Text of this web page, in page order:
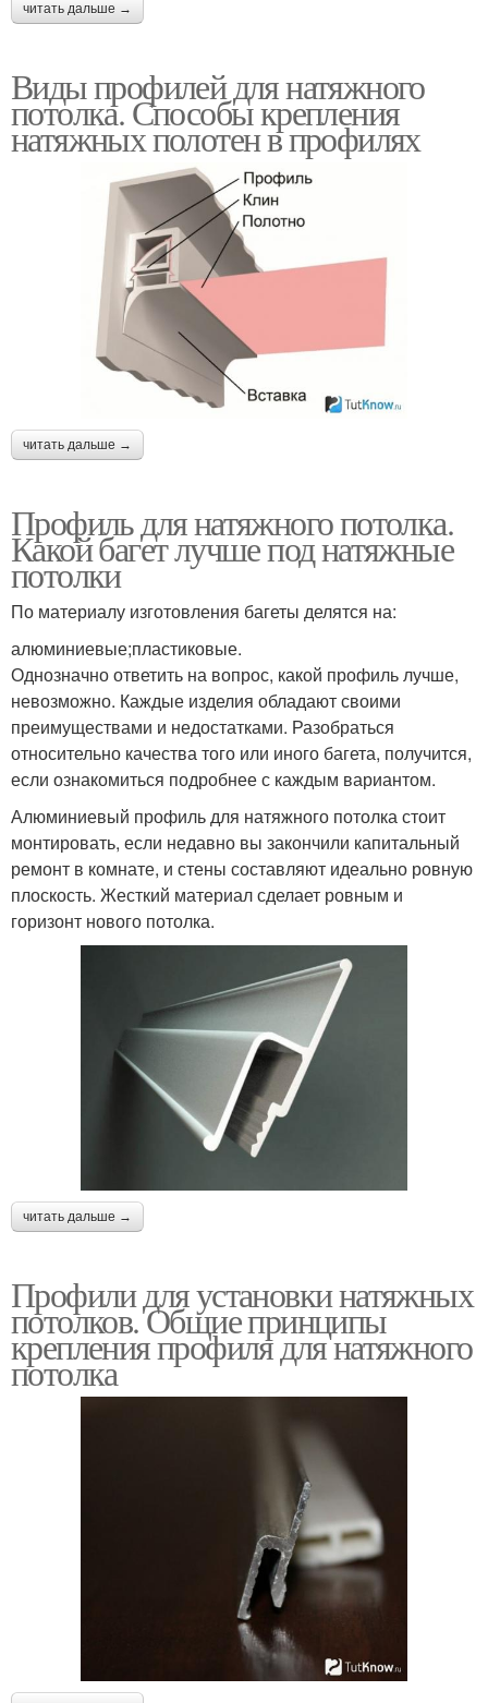
читать дальше →
Виды профилей для натяжного
потолка. Способы крепления
натяжных полотен в профилях
читать дальше →
Профиль для натяжного потолка.
Какой багет лучше под натяжные
потолки
По материалу изготовления багеты делятся на:
алюминиевые;пластиковые.
Однозначно ответить на вопрос, какой профиль лучше,
невозможно. Каждые изделия обладают своими
преимуществами и недостатками. Разобраться
относительно качества того или иного багета, получится,
если ознакомиться подробнее с каждым вариантом.
Алюминиевый профиль для натяжного потолка стоит
монтировать, если недавно вы закончили капитальный
ремонт в комнате, и стены составляют идеально ровную
плоскость. Жесткий материал сделает ровным и
горизонт нового потолка.
читать дальше →
Профили для установки натяжных
потолков. Общие принципы
крепления профиля для натяжного
потолка